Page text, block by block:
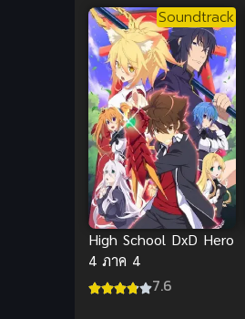
Soundtrack
High School DxD Hero
4 ภาค 4
7.6